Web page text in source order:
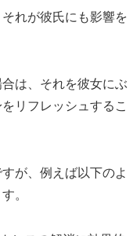
れが彼氏にも影響を
は、それを彼女にぶ
リフレッシュするこ
が、例えば以下のよ
。